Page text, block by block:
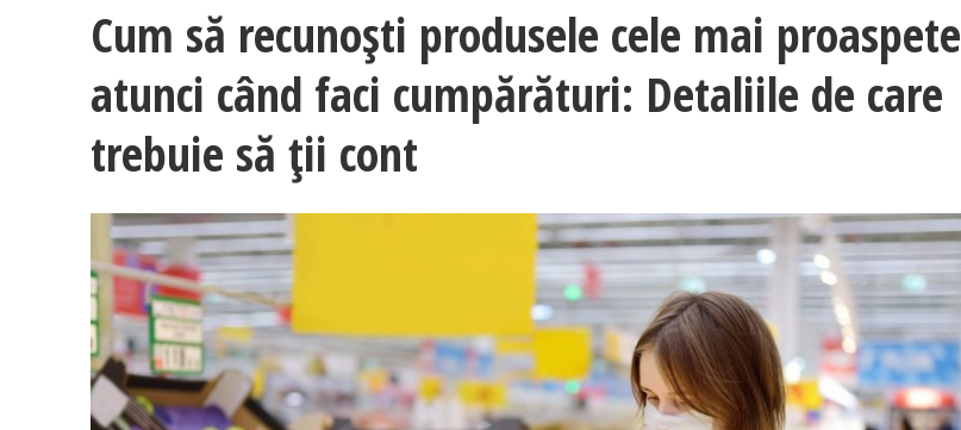
Cum să recunoști produsele cele mai proaspete
atunci când faci cumpărături: Detaliile de care
trebuie să ții cont